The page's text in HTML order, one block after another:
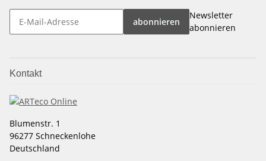
abonnieren
Newsletter
abonnieren
Kontakt
Blumenstr. 1
96277 Schneckenlohe
Deutschland